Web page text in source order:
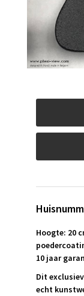
Hoogte: 20
10 jaar
Dit
echt